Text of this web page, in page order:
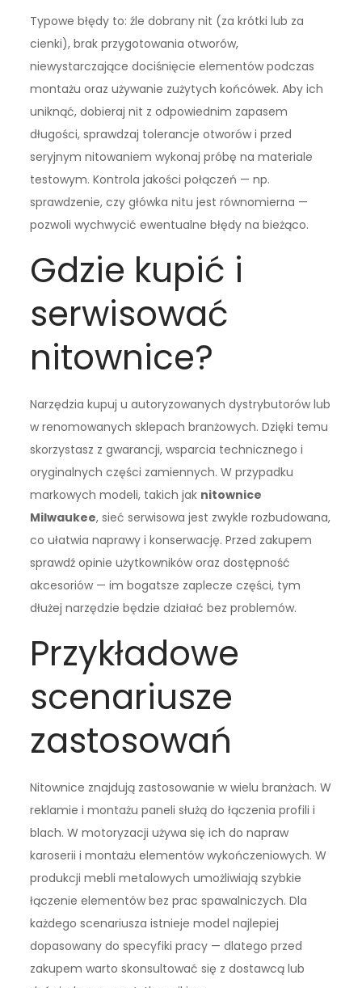
Typowe błędy to: źle dobrany nit (za krótki lub za
cienki), brak przygotowania otworów,
niewystarczające dociśnięcie elementów podczas
montażu oraz używanie zużytych końcówek. Aby ich
uniknąć, dobieraj nit z odpowiednim zapasem
długości, sprawdzaj tolerancje otworów i przed
seryjnym nitowaniem wykonaj próbę na materiale
testowym. Kontrola jakości połączeń — np.
sprawdzenie, czy główka nitu jest równomierna —
pozwoli wychwycić ewentualne błędy na bieżąco.
Gdzie kupić i
serwisować
nitownice?
Narzędzia kupuj u autoryzowanych dystrybutorów lub
w renomowanych sklepach branżowych. Dzięki temu
skorzystasz z gwarancji, wsparcia technicznego i
oryginalnych części zamiennych. W przypadku
markowych modeli, takich jak nitownice
Milwaukee, sieć serwisowa jest zwykle rozbudowana,
co ułatwia naprawy i konserwację. Przed zakupem
sprawdź opinie użytkowników oraz dostępność
akcesoriów — im bogatsze zaplecze części, tym
dłużej narzędzie będzie działać bez problemów.
Przykładowe
scenariusze
zastosowań
Nitownice znajdują zastosowanie w wielu branżach. W
reklamie i montażu paneli służą do łączenia profili i
blach. W motoryzacji używa się ich do napraw
karoserii i montażu elementów wykończeniowych. W
produkcji mebli metalowych umożliwiają szybkie
łączenie elementów bez prac spawalniczych. Dla
każdego scenariusza istnieje model najlepiej
dopasowany do specyfiki pracy — dlatego przed
zakupem warto skonsultować się z dostawcą lub